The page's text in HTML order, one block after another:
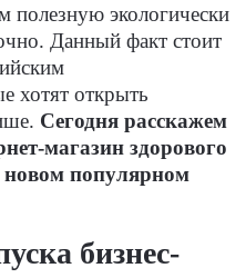
полезную экологически
Данный факт стоит
хотят открыть
Сегодня расскажем
магазин здорового
новом популярном
бизнес-